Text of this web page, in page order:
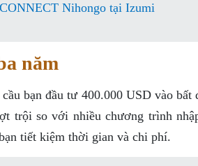
Nihongo tại Izumi
năm
bạn đầu tư 400.000 USD vào bất
trội so với nhiều chương trình
tiết kiệm thời gian và chi phí.